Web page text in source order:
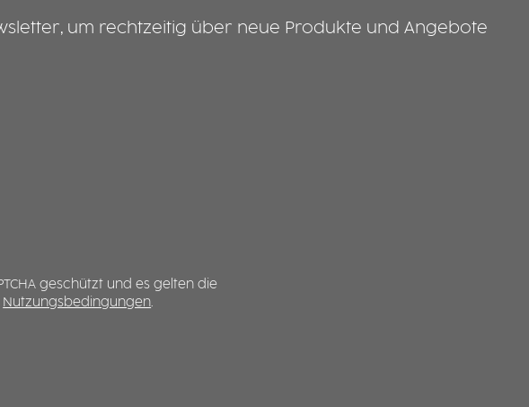
um rechtzeitig über neue Produkte und Angebote
geschützt und es gelten die
Nutzungsbedingungen